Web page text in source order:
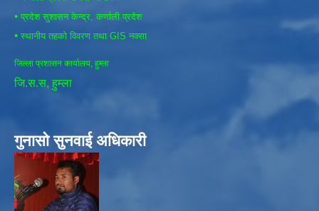
• प्रदेश सुशासन केन्द्र, कर्णाली प्रदेश
• स्थानीय तहको विवरण तथा GIS नक्सा
जिल्ला प्रशासन कार्यालय, हुम्ला
जि.स.स, हुम्ला
गुनासो सुनवाई अधिकारी